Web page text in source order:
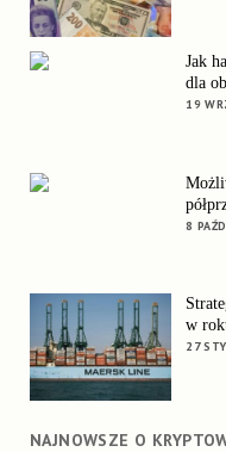
Jak
dla
19
8
w
27
NAJNOWSZE O